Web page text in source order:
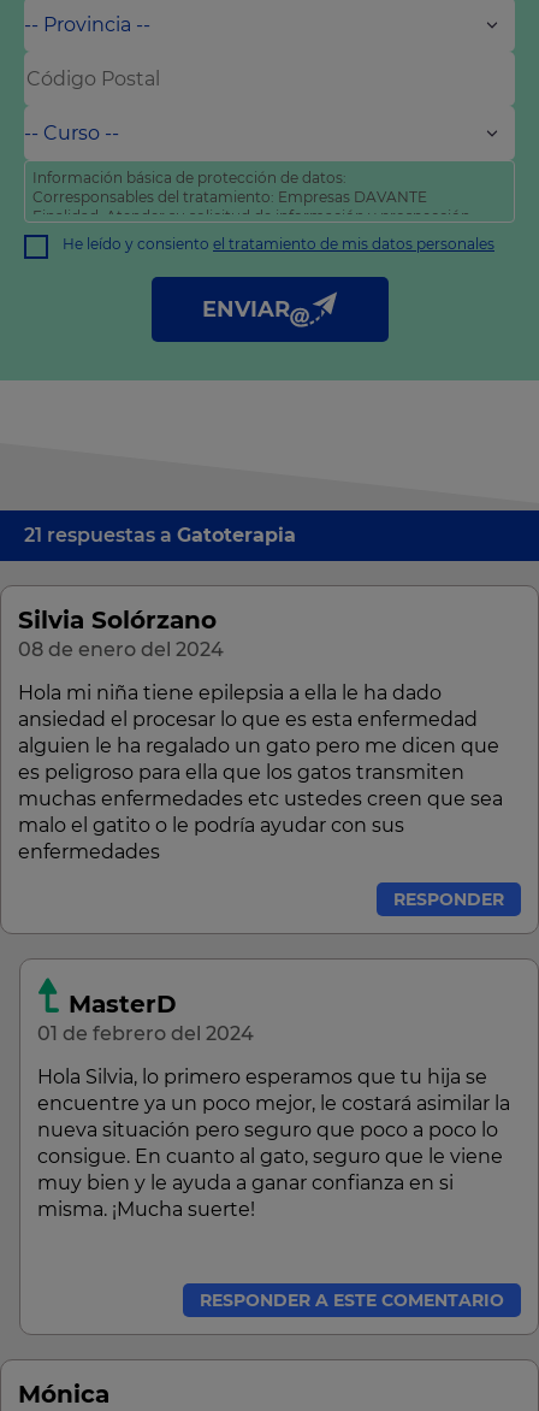
Información básica de protección de datos:
Corresponsables del tratamiento: Empresas DAVANTE
Finalidad: Atender su solicitud de información y prospección
comercial
Derechos: Puede acceder, rectificar y suprimir sus datos, así
como otros derechos tal y como se explica en nuestra
He leído y consiento el tratamiento de mis datos personales
ENVIAR
21 respuestas a Gatoterapia
Silvia Solórzano
08 de enero del 2024
Hola mi niña tiene epilepsia a ella le ha dado
ansiedad el procesar lo que es esta enfermedad
alguien le ha regalado un gato pero me dicen que
es peligroso para ella que los gatos transmiten
muchas enfermedades etc ustedes creen que sea
malo el gatito o le podría ayudar con sus
enfermedades
RESPONDER
MasterD
01 de febrero del 2024
Hola Silvia, lo primero esperamos que tu hija se
encuentre ya un poco mejor, le costará asimilar la
nueva situación pero seguro que poco a poco lo
consigue. En cuanto al gato, seguro que le viene
muy bien y le ayuda a ganar confianza en si
misma. ¡Mucha suerte!
RESPONDER A ESTE COMENTARIO
Mónica